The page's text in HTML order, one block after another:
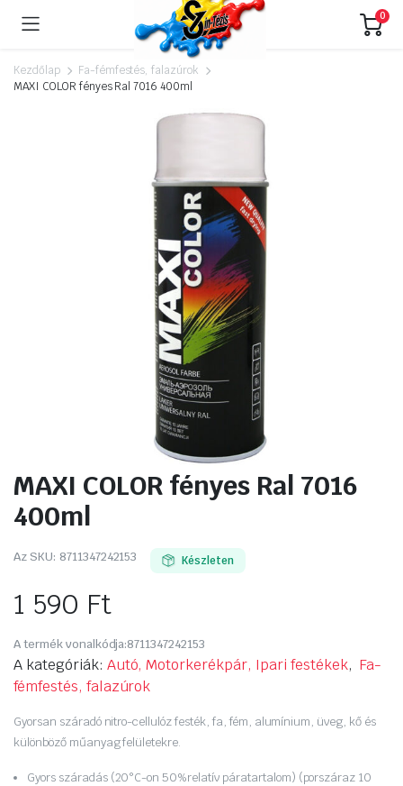
0
Kezdőlap
Fa-fémfestés, falazúrok
MAXI COLOR fényes Ral 7016 400ml
MAXI COLOR fényes Ral 7016
400ml
Az SKU: 8711347242153 Készleten
1 590 Ft
A termék vonalkódja:8711347242153
A kategóriák: Autó, Motorkerékpár, Ipari festékek, Fa-
fémfestés, falazúrok
Gyorsan száradó nitro-cellulóz festék, fa, fém, alumínium, üveg, kő és
különböző műanyag felületekre.
Gyors száradás (20°C-on 50%relatív páratartalom) (porszáraz 10